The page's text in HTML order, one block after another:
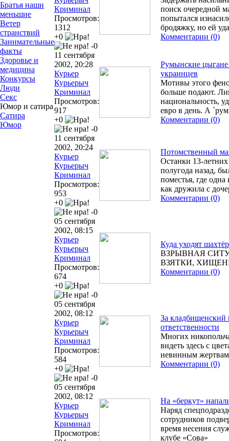
Братья наши
меньшие
Ветер
странствий
Занимательные
факты
Здоровье и
медицина
Конкурсы
Люди
Секс
Юмор и сатира
Сатира
Юмор
Криминал
Просмотров:
1312
+0
-0
поиск очередной
попытался
бродяжку, но ей
Комментарии (0)
11 сентября
2002, 20:28
Курьер
Курьерыч
Криминал
Просмотров:
917
+0
-0
Румынские
украинцев
Мотивы этого
больше подают.
национальность,
евро в день. А
Комментарии (0)
11 сентября
2002, 20:24
Курьер
Курьерыч
Криминал
Просмотров:
953
+0
-0
Потомственный
Останки 13-
полугода назад,
поместья, где одна
как дружила с
Комментарии (0)
05 сентября
2002, 08:15
Курьер
Курьерыч
Криминал
Просмотров:
674
+0
-0
Куда уходят
ВЗРЫВНАЯ
ВЗЯТКИ,
Комментарии (0)
05 сентября
2002, 08:12
Курьер
Курьерыч
Криминал
Просмотров:
584
+0
-0
За кладбищенский
ответственности
Многих
видеть здесь с
невинным
Комментарии (0)
05 сентября
2002, 08:12
Курьер
Курьерыч
Криминал
Просмотров:
На «беркут»
Наряд
сотрудников
время несения
клубе «Сова»